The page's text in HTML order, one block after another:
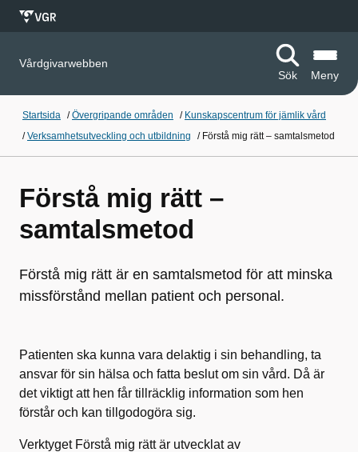
Vårdgivarwebben
Sök
Meny
Startsida /Övergripande områden / Kunskapscentrum för jämlik vård
/Verksamhetsutveckling och utbildning / Förstå mig rätt – samtalsmetod
Förstå mig rätt –
samtalsmetod
Förstå mig rätt är en samtalsmetod för att minska
missförstånd mellan patient och personal.
Patienten ska kunna vara delaktig i sin behandling, ta
ansvar för sin hälsa och fatta beslut om sin vård. Då är
det viktigt att hen får tillräcklig information som hen
förstår och kan tillgodogöra sig.
Verktyget Förstå mig rätt är utvecklat av